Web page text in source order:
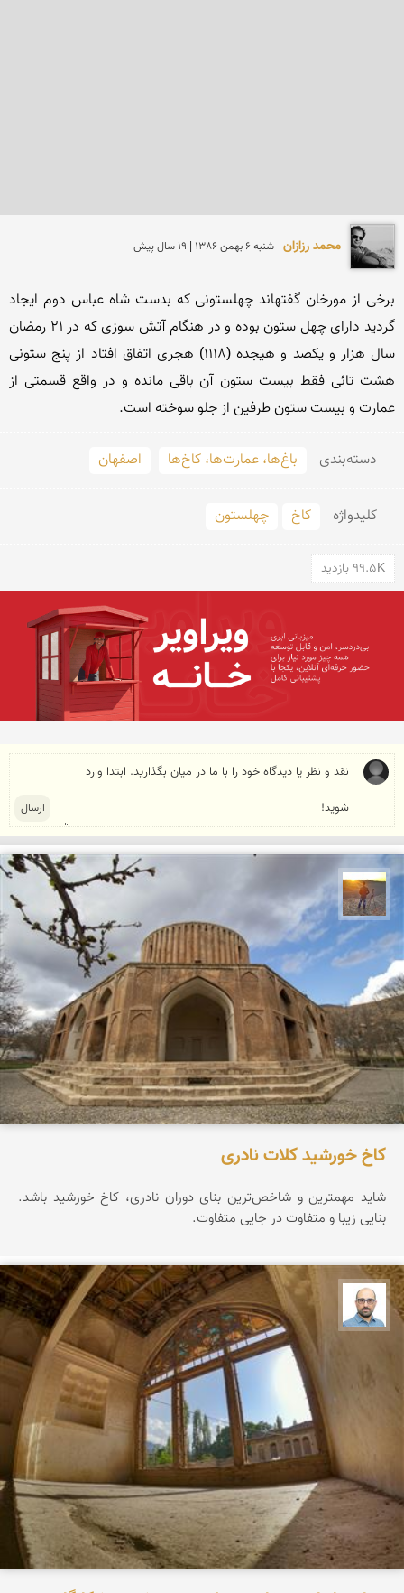
محمد رزازان شنبه 6 بهمن 1386 | 19 سال پیش
عمارت و بیست ستون طرفین از جلو سوخته است.
دسته‌بندی باغ‌ها، عمارت‌ها، کاخ‌ها اصفهان
کلید‌واژه کاخ چهلستون
99.5K بازدید
مهدی مخلصیان
کاخ خورشید کلات نادری
شاید مهمترین و شاخص‌ترین بنای دوران نادری، کاخ خورشید باشد.
بنایی زیبا و متفاوت در جایی متفاوت.
بابک ارجمندی